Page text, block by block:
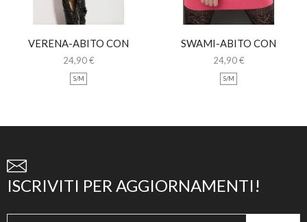
VERENA-ABITO CON
FIOCCHI LEOPARDATI
24,90€
S/M
SWAMI-ABITO CON
FIOCCHETTI
24,90€
S/M
ISCRIVITI PER AGGIORNAMENTI!